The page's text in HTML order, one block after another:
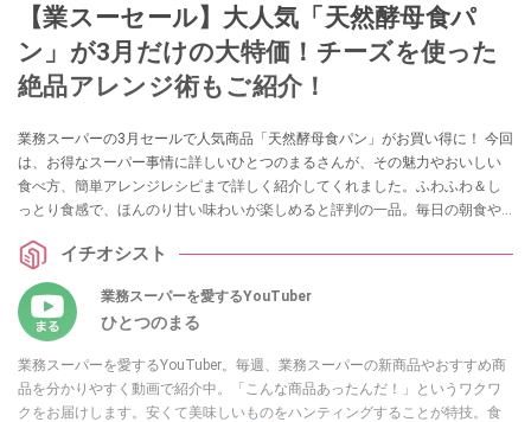
【業スーセール】大人気「天然酵母食パ
ン」が3月だけの大特価！チーズを使った
絶品アレンジ術もご紹介！
業務スーパーの3月セールで人気商品「天然酵母食パン」がお買い得に！ 今回
は、お得なスーパー事情に詳しいひとつのまるさんが、その魅力やおいしい
食べ方、簡単アレンジレシピまで詳しく紹介してくれました。ふわふわ＆し
っとり食感で、ほんのり甘い味わいが楽しめると評判の一品。毎日の朝食や
イチオシスト
業務スーパーを愛するYouTuber
ひとつのまる
業務スーパーを愛するYouTuber。毎週、業務スーパーの新商品やおすすめ商
品を分かりやすく動画で紹介中。「こんな商品あったんだ！」というワクワ
クをお届けします。安くて美味しいものをハンティングすることが特技。食